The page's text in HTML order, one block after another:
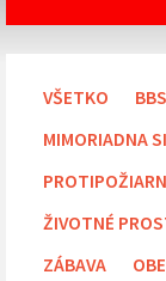
VŠETKO
MIMORIADNA
ŽIVOTNÉ
ZÁBAVA